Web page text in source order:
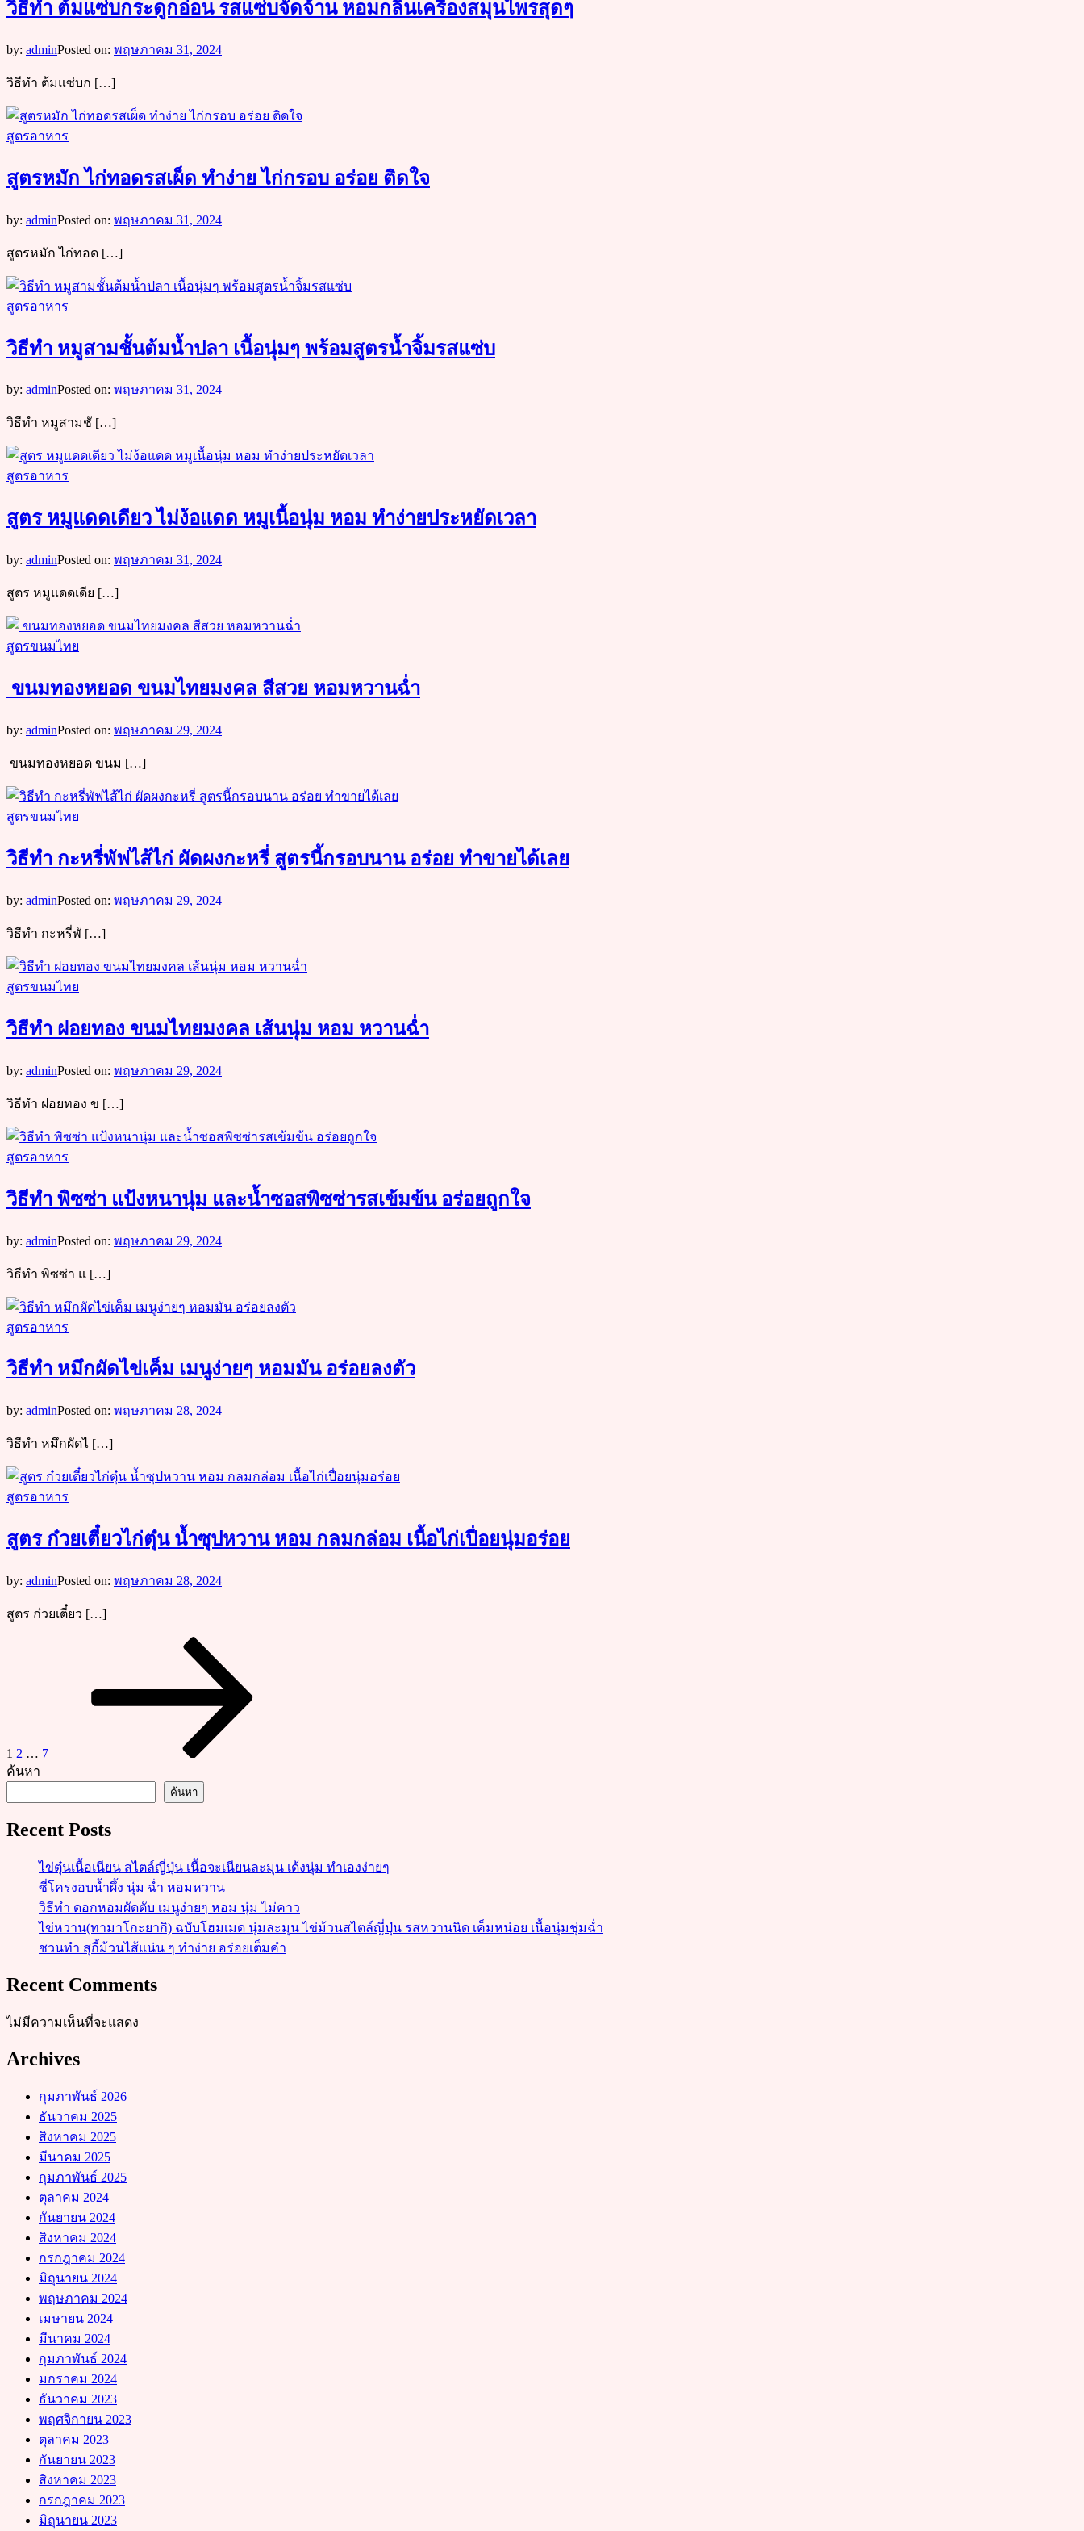
วิธีทำ ต้มแซ่บกระดูกอ่อน รสแซ่บจัดจ้าน หอมกลิ่นเครื่องสมุนไพรสุดๆ
by: adminPosted on: พฤษภาคม 31, 2024
วิธีทำ ต้มแซ่บก […]
สูตรอาหาร
สูตรหมัก ไก่ทอดรสเผ็ด ทำง่าย ไก่กรอบ อร่อย ติดใจ
by: adminPosted on: พฤษภาคม 31, 2024
สูตรหมัก ไก่ทอด […]
สูตรอาหาร
วิธีทำ หมูสามชั้นต้มน้ำปลา เนื้อนุ่มๆ พร้อมสูตรน้ำจิ้มรสแซ่บ
by: adminPosted on: พฤษภาคม 31, 2024
วิธีทำ หมูสามชั […]
สูตรอาหาร
สูตร หมูแดดเดียว ไม่ง้อแดด หมูเนื้อนุ่ม หอม ทำง่ายประหยัดเวลา
by: adminPosted on: พฤษภาคม 31, 2024
สูตร หมูแดดเดีย […]
สูตรขนมไทย
ขนมทองหยอด ขนมไทยมงคล สีสวย หอมหวานฉ่ำ
by: adminPosted on: พฤษภาคม 29, 2024
ขนมทองหยอด ขนม […]
สูตรขนมไทย
วิธีทำ กะหรี่พัฟไส้ไก่ ผัดผงกะหรี่ สูตรนี้กรอบนาน อร่อย ทำขายได้เลย
by: adminPosted on: พฤษภาคม 29, 2024
วิธีทำ กะหรี่พั […]
สูตรขนมไทย
วิธีทำ ฝอยทอง ขนมไทยมงคล เส้นนุ่ม หอม หวานฉ่ำ
by: adminPosted on: พฤษภาคม 29, 2024
วิธีทำ ฝอยทอง ข […]
สูตรอาหาร
วิธีทำ พิซซ่า แป้งหนานุ่ม และน้ำซอสพิซซ่ารสเข้มข้น อร่อยถูกใจ
by: adminPosted on: พฤษภาคม 29, 2024
วิธีทำ พิซซ่า แ […]
สูตรอาหาร
วิธีทำ หมึกผัดไข่เค็ม เมนูง่ายๆ หอมมัน อร่อยลงตัว
by: adminPosted on: พฤษภาคม 28, 2024
วิธีทำ หมึกผัดไ […]
สูตรอาหาร
สูตร ก๋วยเตี๋ยวไก่ตุ๋น น้ำซุปหวาน หอม กลมกล่อม เนื้อไก่เปื่อยนุ่มอร่อย
by: adminPosted on: พฤษภาคม 28, 2024
สูตร ก๋วยเตี๋ยว […]
1 2 … 7
ค้นหา
ค้นหา
Recent Posts
ไข่ตุ๋นเนื้อเนียน สไตล์ญี่ปุ่น เนื้อจะเนียนละมุน เด้งนุ่ม ทำเองง่ายๆ
ซี่โครงอบน้ำผึ้ง นุ่ม ฉ่ำ หอมหวาน
วิธีทำ ดอกหอมผัดตับ เมนูง่ายๆ หอม นุ่ม ไม่คาว
ไข่หวาน(ทามาโกะยากิ) ฉบับโฮมเมด นุ่มละมุน ไข่ม้วนสไตล์ญี่ปุ่น รสหวานนิด เค็มหน่อย เนื้อนุ่มชุ่มฉ่ำ
ชวนทำ สุกี้ม้วนไส้แน่น ๆ ทำง่าย อร่อยเต็มคำ
Recent Comments
ไม่มีความเห็นที่จะแสดง
Archives
กุมภาพันธ์ 2026
ธันวาคม 2025
สิงหาคม 2025
มีนาคม 2025
กุมภาพันธ์ 2025
ตุลาคม 2024
กันยายน 2024
สิงหาคม 2024
กรกฎาคม 2024
มิถุนายน 2024
พฤษภาคม 2024
เมษายน 2024
มีนาคม 2024
กุมภาพันธ์ 2024
มกราคม 2024
ธันวาคม 2023
พฤศจิกายน 2023
ตุลาคม 2023
กันยายน 2023
สิงหาคม 2023
กรกฎาคม 2023
มิถุนายน 2023